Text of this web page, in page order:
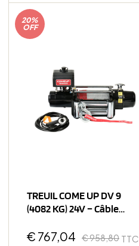
20%
OFF
TREUIL COME UP DV 9
(4082 KG) 24V – Câble
€958,80
€ 767,04 TTC